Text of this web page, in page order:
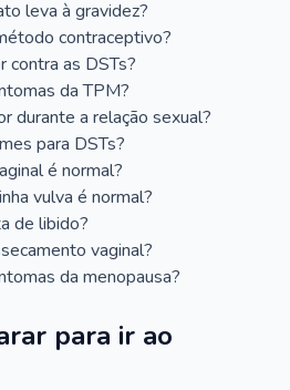
leva à gravidez?
contraceptivo?
contra as DSTs?
da TPM?
durante a relação sexual?
para DSTs?
é normal?
vulva é normal?
de libido?
vaginal?
da menopausa?
para ir ao